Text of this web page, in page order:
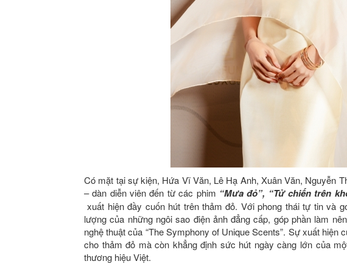
Có mặt tại sự kiện, Hứa Vĩ Văn, Lê Hạ Anh, Xuân Văn, Nguyễn
– dàn diễn viên đến từ các phim “Mưa đỏ”, “Tử chiến trên
xuất hiện đầy cuốn hút trên thảm đỏ. Với phong thái tự tin và
lượng của những ngôi sao điện ảnh đẳng cấp, góp phần làm
nghệ thuật của “The Symphony of Unique Scents”. Sự xuất hiện
cho thảm đỏ mà còn khẳng định sức hút ngày càng lớn của
thương hiệu Việt.